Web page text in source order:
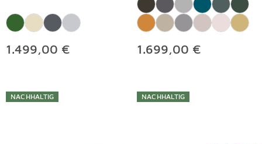
1.499,00 € 1.699,00 €
NACHHALTIG NACHHALTIG